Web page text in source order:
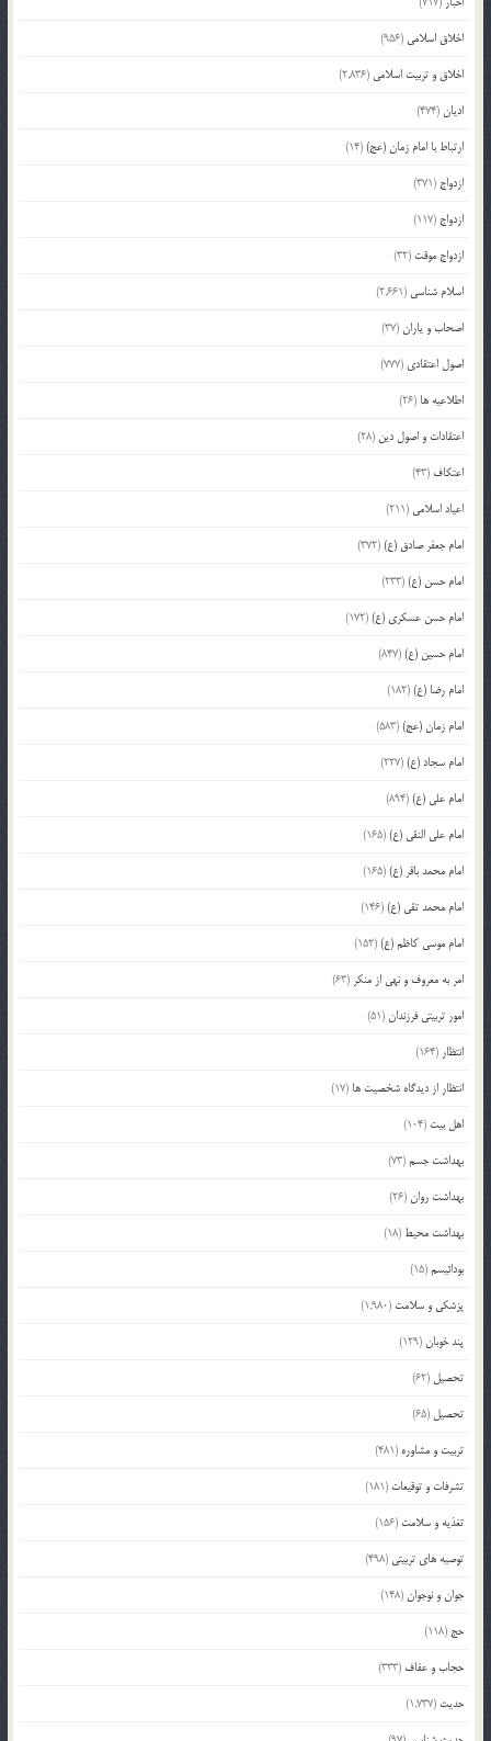
اخلاق اسلامی (956)
اخلاق و تربیت اسلامی (2,836)
ادیان(474)
ارتباط با امام زمان (عج)(14)
ازدواج (371)
ازدواج (117)
ازدواج موقت (32)
اسلام شناسی (2,661)
اصحاب و یاران(37)
اصول اعتقادی (777)
اطلاعیه ها (26)
اعتقادات و اصول دین (28)
اعتکاف (43)
اعیاد اسلامی (211)
امام جعفر صادق (ع)(372)
امام حسن (ع)(233)
امام حسن عسکری (ع)(172)
امام حسین (ع)(847)
امام رضا (ع)(182)
امام زمان (عج)(583)
امام سجاد (ع)(227)
امام علی (ع)(894)
امام علی النقی (ع)(165)
امام محمد باقر (ع)(165)
امام محمد تقی (ع)(146)
امام موسی کاظم (ع)(152)
امر به معروف و نهی از منکر (63)
امور تربیتی فرزندان(51)
انتظار (164)
انتظار از دیدگاه شخصیت ها (17)
اهل بیت (104)
بهداشت جسم(73)
بهداشت روان(26)
بهداشت محیط (18)
بودائیسم(15)
پزشکی و سلامت (1,980)
پند خوبان(129)
تحصیل (62)
تحصیل (65)
تربیت و مشاوره (481)
تشرفات و توقیعات (181)
تغذیه و سلامت (156)
توصیه های تربیتی (498)
جوان و نوجوان(148)
حج (118)
حجاب و عفاف (333)
حدیث (1,737)